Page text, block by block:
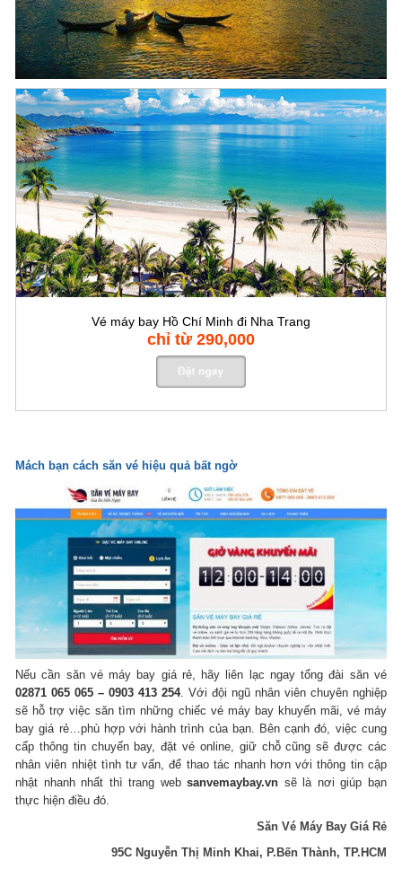
Vé máy bay Hồ Chí Minh đi Nha Trang
chỉ từ 290,000
Mách bạn cách săn vé hiệu quả bất ngờ
Nếu cần săn vé máy bay giá rẻ, hãy liên lạc ngay tổng đài săn vé
02871 065 065 – 0903 413 254. Với đội ngũ nhân viên chuyên nghiệp
sẽ hỗ trợ việc săn tìm những chiếc vé máy bay khuyến mãi, vé máy
bay giá rẻ…phù hợp với hành trình của bạn. Bên cạnh đó, việc cung
cấp thông tin chuyến bay, đặt vé online, giữ chỗ cũng sẽ được các
nhân viên nhiệt tình tư vấn, để thao tác nhanh hơn với thông tin cập
nhật nhanh nhất thì trang websanvemaybay.vn sẽ là nơi giúp bạn
thực hiện điều đó.
Săn Vé Máy Bay Giá Rẻ
95C Nguyễn Thị Minh Khai, P.Bến Thành, TP.HCM